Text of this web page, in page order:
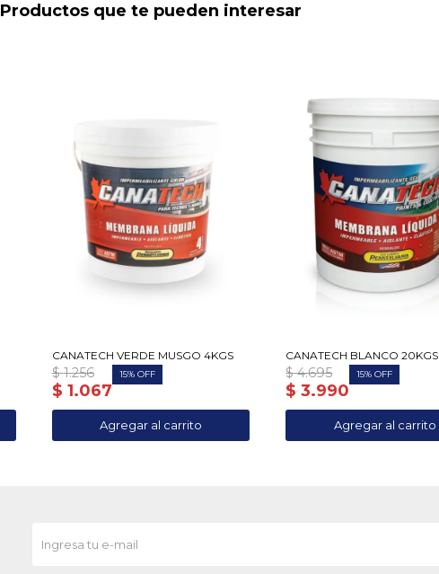
Productos que te pueden interesar
CANATECH VERDE MUSGO 4KGS
$ 1.067
$ 1.256 15
CANATECH BLANCO 20KGS
$ 3.990
$ 4.695 15